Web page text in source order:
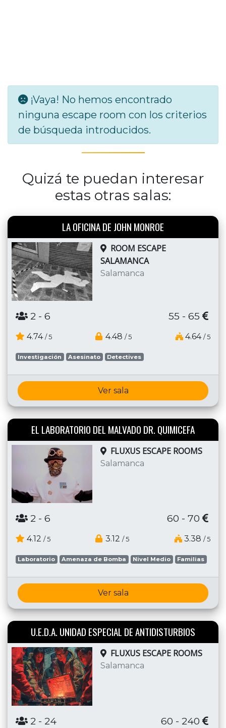
¡Vaya! No hemos encontrado
ninguna escape room con los criterios
de búsqueda introducidos.
Quizá te puedan interesar
estas otras salas:
LA OFICINA DE JOHN MONROE
ROOM ESCAPE
SALAMANCA
Salamanca
2 - 6 55 - 65
4.74 / 5 4.48 / 5 4.64 / 5
Investigación Asesinato Detectives
Ver sala
EL LABORATORIO DEL MALVADO DR. QUIMICEFA
FLUXUS ESCAPE ROOMS
Salamanca
2 - 6 60 - 70
4.12 / 5 3.12 / 5 3.38 / 5
Laboratorio Amenaza de Bomba Nivel Medio Familias
Ver sala
U.E.D.A. UNIDAD ESPECIAL DE ANTIDISTURBIOS
FLUXUS ESCAPE ROOMS
Salamanca
2 - 24 60 - 240